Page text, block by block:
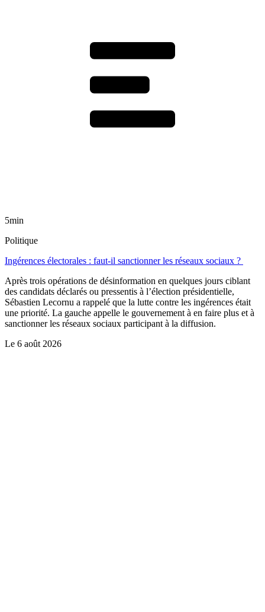
5min
Politique
Ingérences électorales : faut-il sanctionner les réseaux sociaux ?
Après trois opérations de désinformation en quelques jours ciblant
des candidats déclarés ou pressentis à l’élection présidentielle,
Sébastien Lecornu a rappelé que la lutte contre les ingérences était
une priorité. La gauche appelle le gouvernement à en faire plus et à
sanctionner les réseaux sociaux participant à la diffusion.
Le 6 août 2026